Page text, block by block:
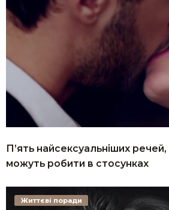
П’ять найсексуальніших речей,
можуть робити в стосунках
Життєві поради